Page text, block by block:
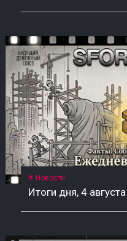
Новости
Итоги дня, 4 августа